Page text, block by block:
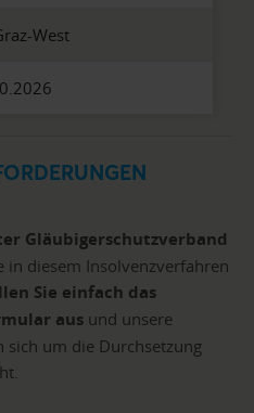
West
Gläubigerschutzverband
diesem Insolvenzverfahren
Sie einfach das
aus und unsere
um die Durchsetzung